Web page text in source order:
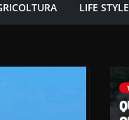
LIFE STYLE